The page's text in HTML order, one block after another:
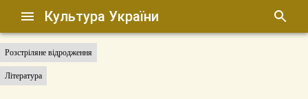
Культура України
Розстріляне відродження
Література